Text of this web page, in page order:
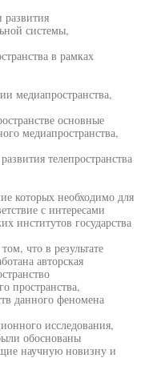
развития
системы,
в рамках
медиапространства,
основные
медиапространства,
телепространства
которых необходимо для
с интересами
институтов государства
что в результате
авторская
пространства,
данного феномена
исследования,
обоснованы
научную новизну и